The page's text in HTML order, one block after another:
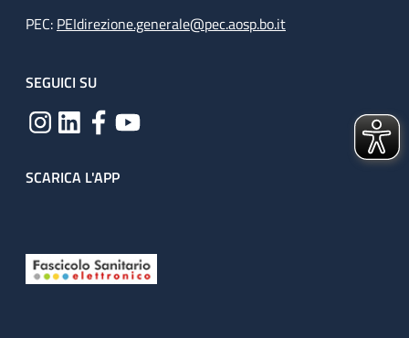
PEC: PEIdirezione.generale@pec.aosp.bo.it
SEGUICI SU
SCARICA L'APP